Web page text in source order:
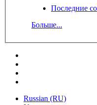
Последние
Больше...
Russian (RU)